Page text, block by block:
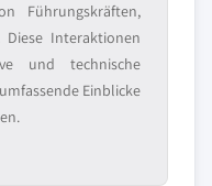
Führungskräften,
Interaktionen
und technische
Einblicke